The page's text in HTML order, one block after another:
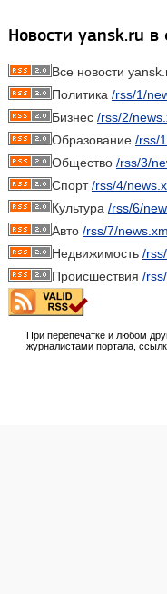
Новости yansk.ru в
Все новости
Политика /rss/1/
Бизнес /rss/2/
Образование /rss/
Общество /rss/3/
Спорт/rss/4/
Культура /rss/6/
Авто /rss/7/
Недвижимость /
Происшествия /
При перепечатке и любом
журналистами портала,